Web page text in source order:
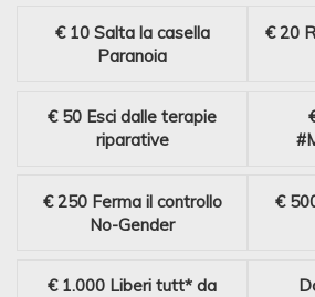
€ 10 Salta la casella
Paranoia
€ 20
€ 50 Esci dalle terapie
riparative
€ 250 Ferma il controllo
No-Gender
€
€ 1.000 Liberi tutt* da